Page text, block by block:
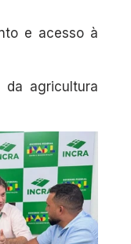
e acesso à
agricultura